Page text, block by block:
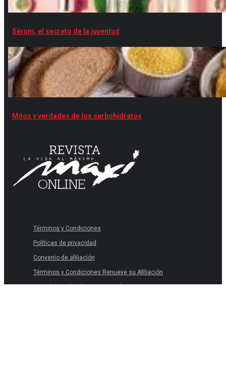
Sérum, el secreto de la juventud
Mitos y verdades de los carbohidratos
Términos y Condiciones
Políticas de privacidad
Convenio de afiliación
Términos y Condiciones Renueve su Afiliación